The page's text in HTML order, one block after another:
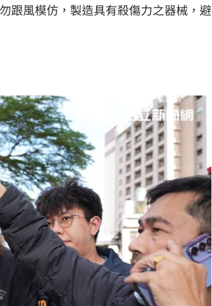
跟風模仿，製造具有殺傷力之器械，避